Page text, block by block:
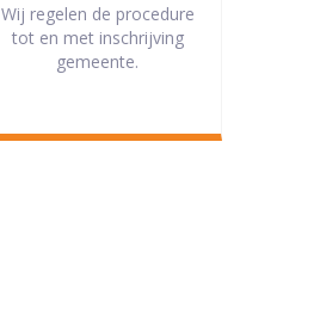
Wij regelen de procedure
tot en met inschrijving
gemeente.